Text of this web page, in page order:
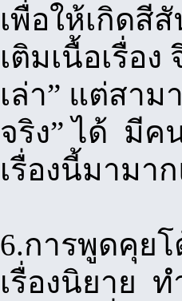
เพื่อให้เกิดสี
เติมเนื้อเรื่อ
เล่า” แต่สาม
จริง” ได้ มีค
เรื่องนี้มามา
6.การพูดคุย
เรื่องนิยาย